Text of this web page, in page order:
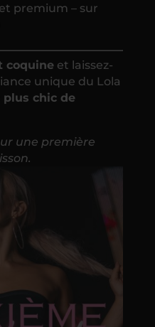
premium – sur
coquineet laissez-
unique du Lola
chic de
une première